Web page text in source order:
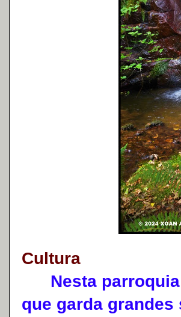
Cultura
Nesta parroquia
que garda